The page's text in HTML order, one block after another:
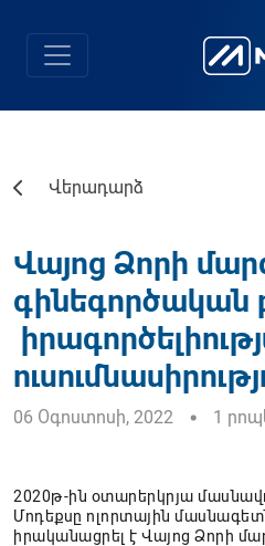
Վերադարձ
Վայոց Ձորի
գինեգործական
06 Օգոստոսի, 2022 1
2020թ-ին օտարերկրյա
Մոդեքսը ոլորտային
իրականացրել է Վայոց Ձորի